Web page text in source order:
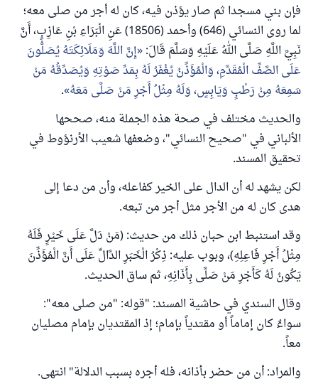
فإن بني مسجدا ثم صار يؤذن فيه، كان له أجر من صلى معه؛
لما روى النسائي (646) وأحمد (18506) عَنِ الْبَرَاءِ بْنِ عَازِبٍ، أَنَّ
نَبِيَّ اللَّهِ صَلَّى اللهُ عَلَيْهِ وَسَلَّمَ قَالَ: إِنَّ اللَّهَ وَمَلَائِكَتَهُ يُصَلُّونَ
عَلَى الصَّفِّ الْمُقَدَّمِ، وَالْمُؤَذِّنُ يُغْفَرُ لَهُ بِمَدِّ صَوْتِهِ وَيُصَدِّقُهُ مَنْ
سَمِعَهُ مِنْ رَطْبٍ وَيَابِسٍ، وَلَهُ مِثْلُ أَجْرِ مَنْ صَلَّى مَعَهُ .
والحديث مختلف في صحة هذه الجملة منه، صححها
الألباني في "صحيح النسائي"، وضعفها شعيب الأرنؤوط في
تحقيق المسند.
لكن يشهد له أن الدال على الخير كفاعله، وأن من دعا إلى
هدى كان له من الأجر مثل أجر من تبعه.
وقد استنبط ابن حبان ذلك من حديث: (مَنْ دَلَّ عَلَى خَيْرٍ فَلَهُ
مِثْلُ أَجْرِ فَاعِلِهِ)، وبوب عليه: ذِكْرُ الْخَبَرِ الدَّالِّ عَلَى أَنَّ الْمُؤَذِّنَ
يَكُونُ لَهُ كَأَجْرِ مَنْ صَلَّى بِأَذَانِهِ، ثم ساق الحديث.
وقال السندي في حاشية المسند: "قوله: "من صلى معه":
سواءٌ كان إماماً أو مقتدياً بإمام؛ إذ المقتديان بإمام مصليان
معاً.
والمراد: أن من حضر بأذانه، فله أجره بسبب الدلالة" انتهى.